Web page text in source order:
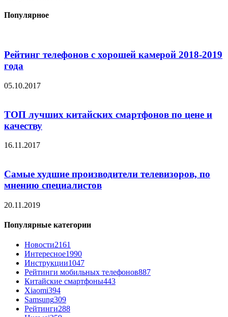
Популярное
Рейтинг телефонов с хорошей камерой 2018-2019
года
05.10.2017
ТОП лучших китайских смартфонов по цене и
качеству
16.11.2017
Самые худшие производители телевизоров, по
мнению специалистов
20.11.2019
Популярные категории
Новости2161
Интересное1990
Инструкции1047
Рейтинги мобильных телефонов887
Китайские смартфоны443
Xiaomi394
Samsung309
Рейтинги288